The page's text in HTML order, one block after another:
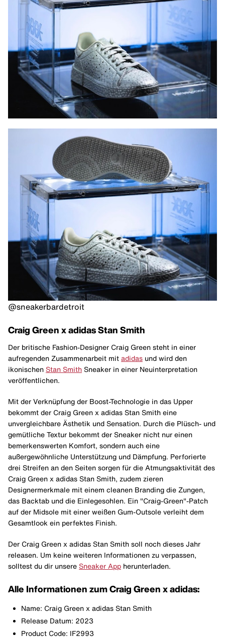
@sneakerbardetroit
Craig Green x adidas Stan Smith
Der britische Fashion-Designer Craig Green steht in einer
aufregenden Zusammenarbeit mit adidas und wird den
ikonischen Stan Smith Sneaker in einer Neuinterpretation
veröffentlichen.
Mit der Verknüpfung der Boost-Technologie in das Upper
bekommt der Craig Green x adidas Stan Smith eine
unvergleichbare Ästhetik und Sensation. Durch die Plüsch- und
gemütliche Textur bekommt der Sneaker nicht nur einen
bemerkenswerten Komfort, sondern auch eine
außergewöhnliche Unterstützung und Dämpfung. Perforierte
drei Streifen an den Seiten sorgen für die Atmungsaktivität des
Craig Green x adidas Stan Smith, zudem zieren
Designermerkmale mit einem cleanen Branding die Zungen,
das Backtab und die Einlegesohlen. Ein "Craig-Green"-Patch
auf der Midsole mit einer weißen Gum-Outsole verleiht dem
Gesamtlook ein perfektes Finish.
Der Craig Green x adidas Stan Smith soll noch dieses Jahr
releasen. Um keine weiteren Informationen zu verpassen,
solltest du dir unsere Sneaker App herunterladen.
Alle Informationen zum Craig Green x adidas:
Name: Craig Green x adidas Stan Smith
Release Datum: 2023
Product Code: IF2993